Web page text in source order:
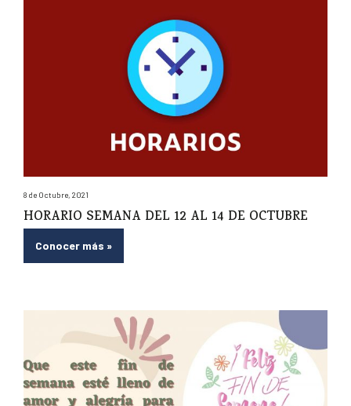
8 de Octubre, 2021
HORARIO SEMANA DEL 12 AL 14 DE OCTUBRE
Conocer más »